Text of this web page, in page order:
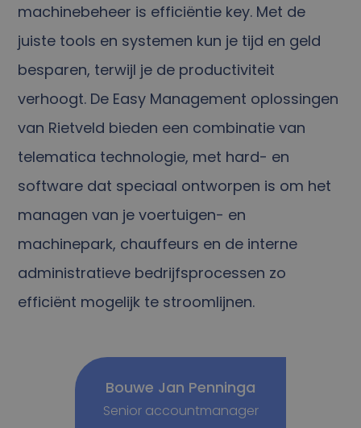
machinebeheer is efficiëntie key. Met de
juiste tools en systemen kun je tijd en geld
besparen, terwijl je de productiviteit
verhoogt. De Easy Management oplossingen
van Rietveld bieden een combinatie van
telematica technologie, met hard- en
software dat speciaal ontworpen is om het
managen van je voertuigen- en
machinepark, chauffeurs en de interne
administratieve bedrijfsprocessen zo
efficiënt mogelijk te stroomlijnen.
Bouwe Jan Penninga
Senior accountmanager